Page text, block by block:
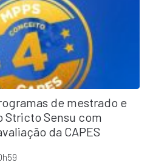
de mestrado e
Stricto Sensu com
da CAPES